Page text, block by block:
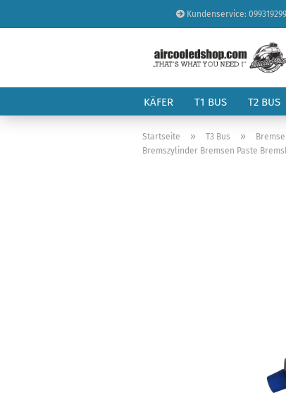
Kundenservice:
KÄFER T1 BUS T2 BUS
Startseite » T3 Bus »
Bremszylinder Bremsen Paste